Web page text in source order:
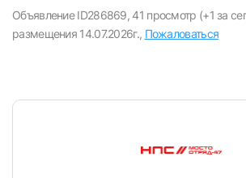
Объявление ID286869, 41 просмотр (+1 за
размещения 14.07.2026г., Пожаловаться